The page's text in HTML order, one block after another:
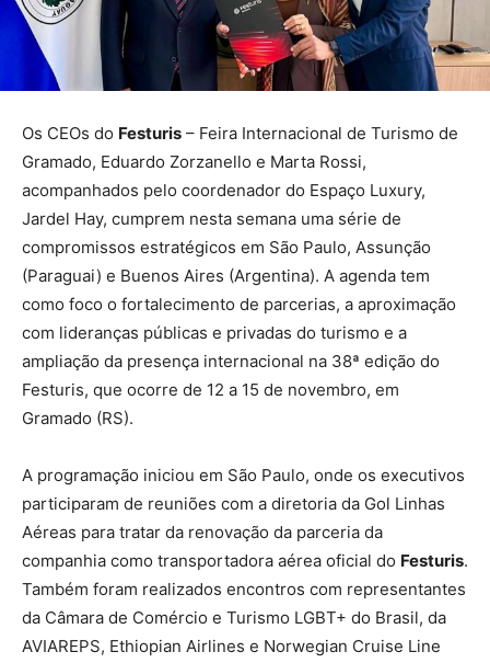
Os CEOs do Festuris – Feira Internacional de Turismo de
Gramado, Eduardo Zorzanello e Marta Rossi,
acompanhados pelo coordenador do Espaço Luxury,
Jardel Hay, cumprem nesta semana uma série de
compromissos estratégicos em São Paulo, Assunção
(Paraguai) e Buenos Aires (Argentina). A agenda tem
como foco o fortalecimento de parcerias, a aproximação
com lideranças públicas e privadas do turismo e a
ampliação da presença internacional na 38ª edição do
Festuris, que ocorre de 12 a 15 de novembro, em
Gramado (RS).
A programação iniciou em São Paulo, onde os executivos
participaram de reuniões com a diretoria da Gol Linhas
Aéreas para tratar da renovação da parceria da
companhia como transportadora aérea oficial do Festuris.
Também foram realizados encontros com representantes
da Câmara de Comércio e Turismo LGBT+ do Brasil, da
AVIAREPS, Ethiopian Airlines e Norwegian Cruise Line